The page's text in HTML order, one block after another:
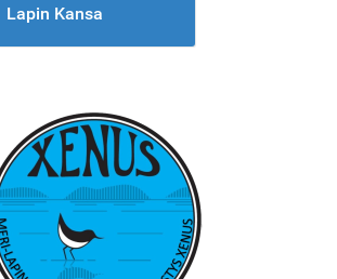
Lapin Kansa